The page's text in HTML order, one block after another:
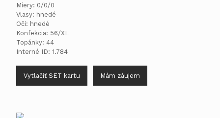
Miery: 0/0/0
Vlasy: hnedé
Oči: hnedé
Konfekcia: 56/XL
Topánky: 44
Interné ID: 1.784
Vytlačiť SET kartu Mám záujem